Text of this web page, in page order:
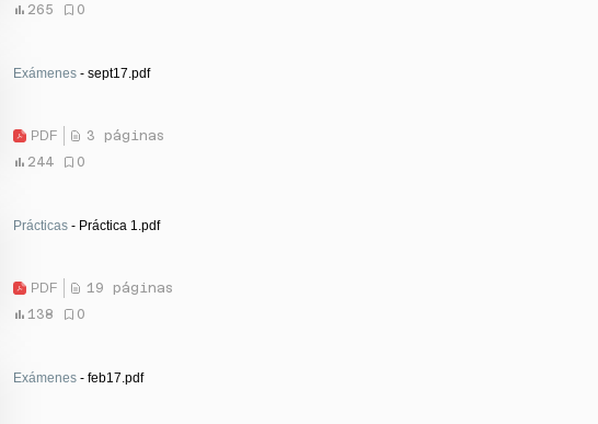
265
0
Exámenes - sept17.pdf
PDF
3 páginas
244
0
Prácticas - Práctica 1.pdf
PDF
19 páginas
138
0
Exámenes - feb17.pdf